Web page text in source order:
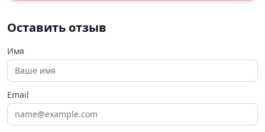
Оставить отзыв
Имя
Email